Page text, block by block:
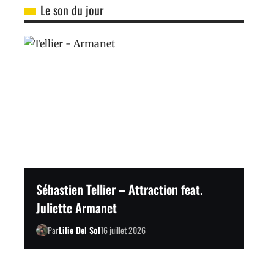
Le son du jour
Sébastien Tellier – Attraction feat.
Juliette Armanet
ParLilie Del Sol16 juillet 2026